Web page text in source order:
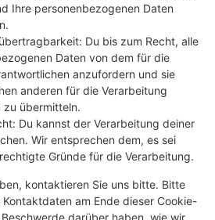
Ihre personenbezogenen Daten
Du bis zum Recht, alle
Daten von dem für die
anzufordern und sie
anderen für die Verarbeitung
zu übermitteln.
Du kannst der Verarbeitung deiner
Wir entsprechen dem, es sei
Gründe für die Verarbeitung.
kontaktieren Sie uns bitte. Bitte
am Ende dieser Cookie-
darüber haben, wie wir